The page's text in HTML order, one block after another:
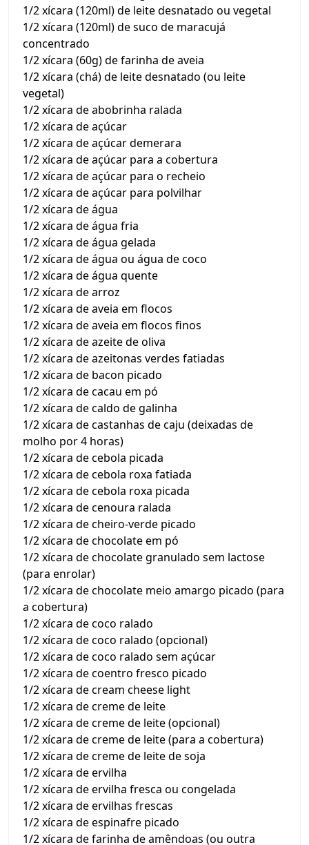
1/2 xícara (120ml) de leite desnatado ou vegetal
1/2 xícara (120ml) de suco de maracujá
concentrado
1/2 xícara (60g) de farinha de aveia
1/2 xícara (chá) de leite desnatado (ou leite
vegetal)
1/2 xícara de abobrinha ralada
1/2 xícara de açúcar
1/2 xícara de açúcar demerara
1/2 xícara de açúcar para a cobertura
1/2 xícara de açúcar para o recheio
1/2 xícara de açúcar para polvilhar
1/2 xícara de água
1/2 xícara de água fria
1/2 xícara de água gelada
1/2 xícara de água ou água de coco
1/2 xícara de água quente
1/2 xícara de arroz
1/2 xícara de aveia em flocos
1/2 xícara de aveia em flocos finos
1/2 xícara de azeite de oliva
1/2 xícara de azeitonas verdes fatiadas
1/2 xícara de bacon picado
1/2 xícara de cacau em pó
1/2 xícara de caldo de galinha
1/2 xícara de castanhas de caju (deixadas de
molho por 4 horas)
1/2 xícara de cebola picada
1/2 xícara de cebola roxa fatiada
1/2 xícara de cebola roxa picada
1/2 xícara de cenoura ralada
1/2 xícara de cheiro-verde picado
1/2 xícara de chocolate em pó
1/2 xícara de chocolate granulado sem lactose
(para enrolar)
1/2 xícara de chocolate meio amargo picado (para
a cobertura)
1/2 xícara de coco ralado
1/2 xícara de coco ralado (opcional)
1/2 xícara de coco ralado sem açúcar
1/2 xícara de coentro fresco picado
1/2 xícara de cream cheese light
1/2 xícara de creme de leite
1/2 xícara de creme de leite (opcional)
1/2 xícara de creme de leite (para a cobertura)
1/2 xícara de creme de leite de soja
1/2 xícara de ervilha
1/2 xícara de ervilha fresca ou congelada
1/2 xícara de ervilhas frescas
1/2 xícara de espinafre picado
1/2 xícara de farinha de amêndoas (ou outra